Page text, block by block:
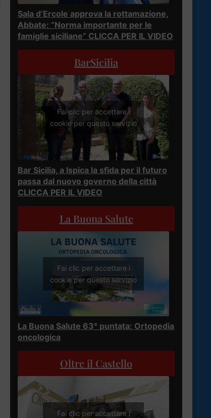
Sala d’Ercole approva la rottamazione,
Abbate: “Norma importante per le
famiglie siciliane” CLICCA PER IL VIDEO
BarSicilia
Fai clic per accettare i
cookie per questo servizio
Bar Sicilia, a Ispica la sfida per il futuro
passa dal nuovo governo della città
CLICCA PER IL VIDEO
La Buona Salute
Fai clic per accettare i
cookie per questo servizio
La Buona Salute 63° puntata: Ortopedia
oncologica
Oltre il Castello
Fai clic per accettare i